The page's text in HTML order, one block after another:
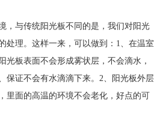
，与传统阳光板不同的是，我们对阳光
处理。这样一来，可以做到：1、在温室
光板表面不会形成雾状层，不会滴水，
保证不会有水滴滴下来。2、阳光板外层
里面的高温的环境不会老化，好点的可